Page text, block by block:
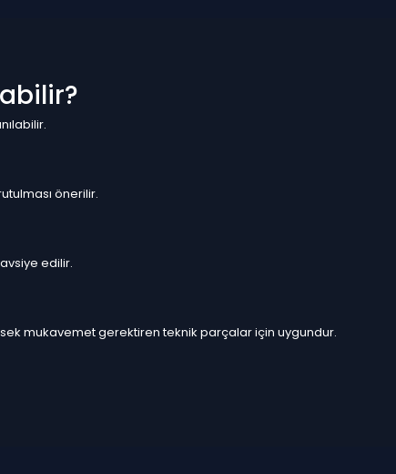
önerilir.
edilir.
mukavemet gerektiren teknik parçalar için uygundur.